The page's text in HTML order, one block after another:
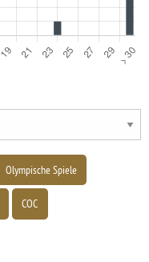
Olympische Spiele
COC